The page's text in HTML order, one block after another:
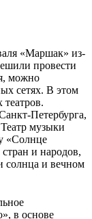
«Маршак» из-
провести
можно
сетях. В этом
Петербурга,
музыки
«Солнце
и народов,
солнца и вечном
в основе